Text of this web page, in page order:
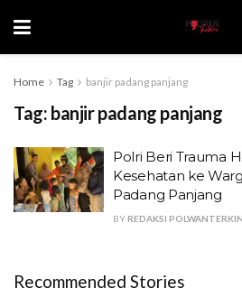
Home Tag banjir padang panjang
Tag: banjir padang panjang
Polri Beri Trauma
Kesehatan ke
Padang Panjang
BY REDAKSI
Recommended Stories